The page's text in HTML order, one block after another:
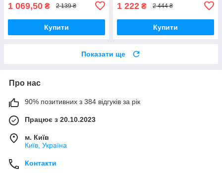
1 069,50 ₴ 2 139 ₴
Купити
1 222 ₴ 2 444 ₴
Купити
Показати ще
Про нас
90% позитивних з 384 відгуків за рік
Працює з 20.10.2023
м. Київ
Київ, Україна
Контакти